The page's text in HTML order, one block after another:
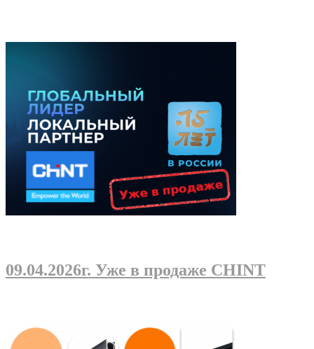
09.04.2026г. Уже в продаже CHINT